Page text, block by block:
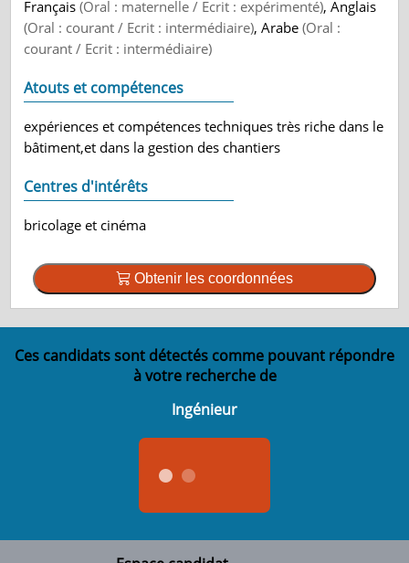
Français(Oral : maternelle / Ecrit : expérimenté), Anglais
(Oral : courant / Ecrit : intermédiaire), Arabe(Oral :
courant / Ecrit : intermédiaire)
Atouts et compétences
expériences et compétences techniques très riche dans le
bâtiment,et dans la gestion des chantiers
Centres d'intérêts
bricolage et cinéma
Obtenir les coordonnées
Ces candidats sont détectés comme pouvant répondre
à votre recherche de
Ingénieur